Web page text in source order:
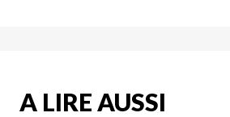
A LIRE AUSSI